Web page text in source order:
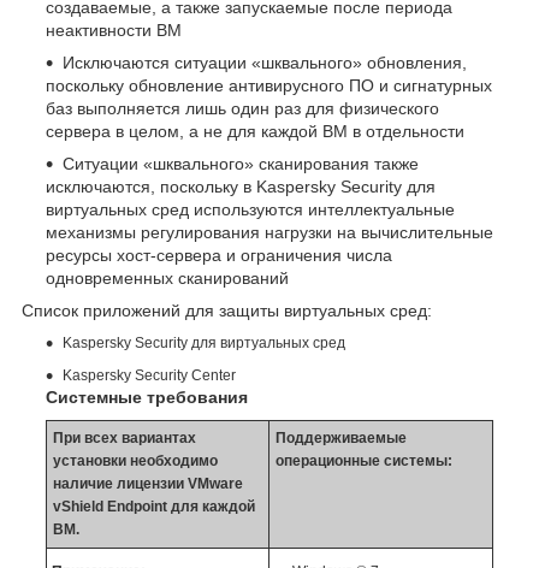
создаваемые, а также запускаемые после периода
неактивности ВМ
Исключаются ситуации «шквального» обновления,
поскольку обновление антивирусного ПО и сигнатурных
баз выполняется лишь один раз для физического
сервера в целом, а не для каждой ВМ в отдельности
Ситуации «шквального» сканирования также
исключаются, поскольку в Kaspersky Security для
виртуальных сред используются интеллектуальные
механизмы регулирования нагрузки на вычислительные
ресурсы хост-сервера и ограничения числа
одновременных сканирований
Список приложений для защиты виртуальных сред:
Kaspersky Security для виртуальных сред
Kaspersky Security Center
Системные требования
При всех вариантах
установки необходимо
наличие лицензии VMware
vShield Endpoint для каждой
ВМ.
Поддерживаемые
операционные системы: